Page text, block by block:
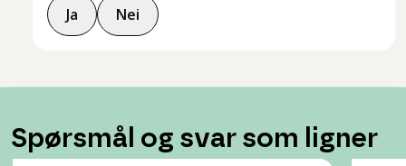
Ja Nei
Spørsmål og svar som ligner